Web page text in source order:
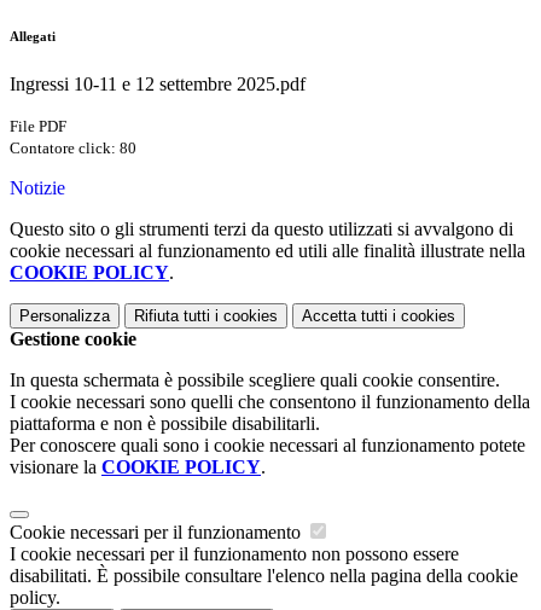
Allegati
Ingressi 10-11 e 12 settembre 2025.pdf
File PDF
Contatore click: 80
Notizie
Questo sito o gli strumenti terzi da questo utilizzati si avvalgono di
cookie necessari al funzionamento ed utili alle finalità illustrate nella
COOKIE POLICY.
Personalizza Rifiuta tutti i cookies Accetta tutti i cookies
Gestione cookie
In questa schermata è possibile scegliere quali cookie consentire.
I cookie necessari sono quelli che consentono il funzionamento della
piattaforma e non è possibile disabilitarli.
Per conoscere quali sono i cookie necessari al funzionamento potete
visionare la COOKIE POLICY.
Cookie necessari per il funzionamento
I cookie necessari per il funzionamento non possono essere
disabilitati. È possibile consultare l'elenco nella pagina della cookie
policy.